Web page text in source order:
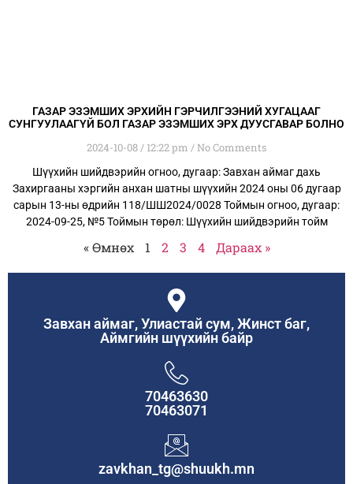
ГАЗАР ЭЗЭМШИХ ЭРХИЙН ГЭРЧИЛГЭЭНИЙ ХУГАЦААГ
СУНГУУЛААГҮЙ БОЛ ГАЗАР ЭЗЭМШИХ ЭРХ ДУУСГАВАР БОЛНО
2024-10-08 12:22 pm No Comments
Шүүхийн шийдвэрийн огноо, дугаар: Завхан аймаг дахь
Захиргааны хэргийн анхан шатны шүүхийн 2024 оны 06 дугаар
сарын 13-ны өдрийн 118/ШШ2024/0028 Тоймын огноо, дугаар:
2024-09-25, №5 Тоймын төрөл: Шүүхийн шийдвэрийн тойм
« Өмнөх 1 2 3 4 Дараах »
Завхан аймаг, Улиастай сум, Жинст баг,
Аймгийн шүүхийн байр
70463630
70463071
zavkhan_tg@shuukh.mn